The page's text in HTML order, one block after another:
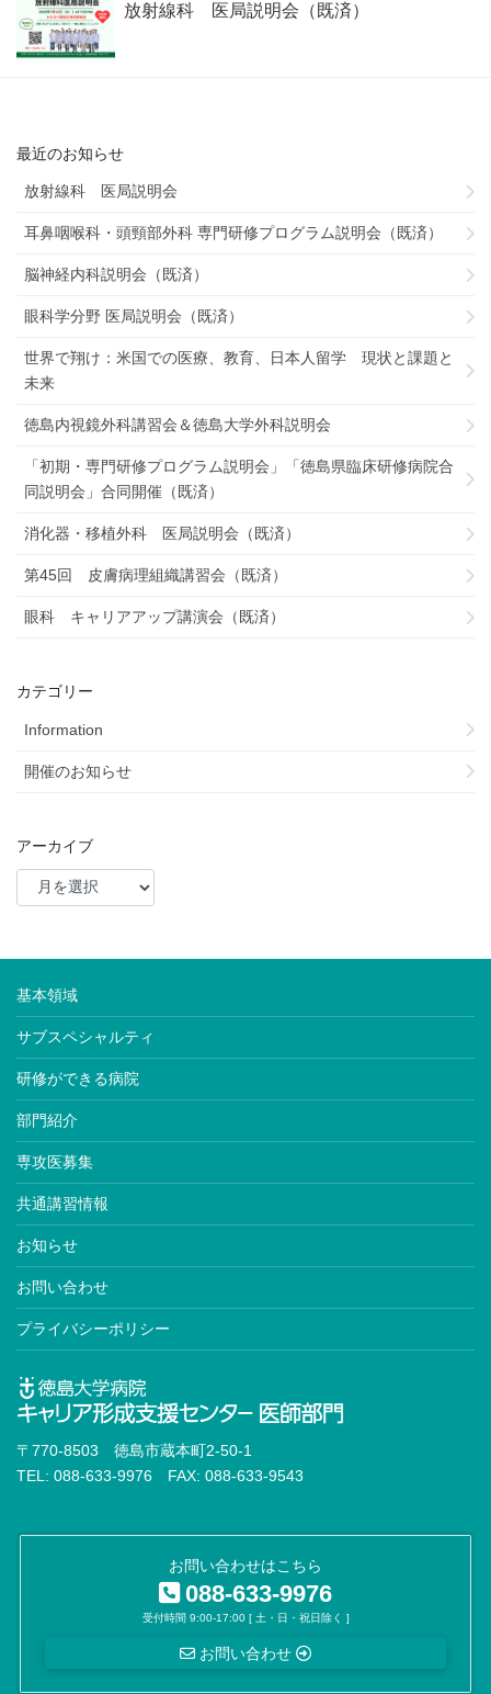
放射線科 医局説明会（既済）
最近のお知らせ
放射線科 医局説明会
耳鼻咽喉科・頭頸部外科 専門研修プログラム説明会（既済）
脳神経内科説明会（既済）
眼科学分野 医局説明会（既済）
世界で翔け：米国での医療、教育、日本人留学 現状と課題と
未来
徳島内視鏡外科講習会＆徳島大学外科説明会
「初期・専門研修プログラム説明会」「徳島県臨床研修病院合
同説明会」合同開催（既済）
消化器・移植外科 医局説明会（既済）
第45回 皮膚病理組織講習会（既済）
眼科 キャリアアップ講演会（既済）
カテゴリー
Information
開催のお知らせ
アーカイブ
基本領域
サブスペシャルティ
研修ができる病院
部門紹介
専攻医募集
共通講習情報
お知らせ
お問い合わせ
プライバシーポリシー
〒770-8503 徳島市蔵本町2-50-1
TEL: 088-633-9976 FAX: 088-633-9543
お問い合わせはこちら
088-633-9976
受付時間 9:00-17:00 [ 土・日・祝日除く ]
お問い合わせ